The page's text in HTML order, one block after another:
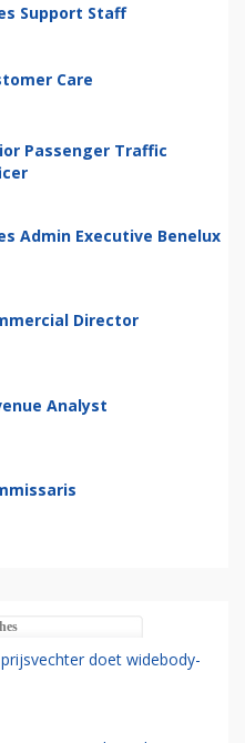
Support Staff
Care
Passenger Traffic
Admin Executive Benelux
Director
Analyst
doet widebody-